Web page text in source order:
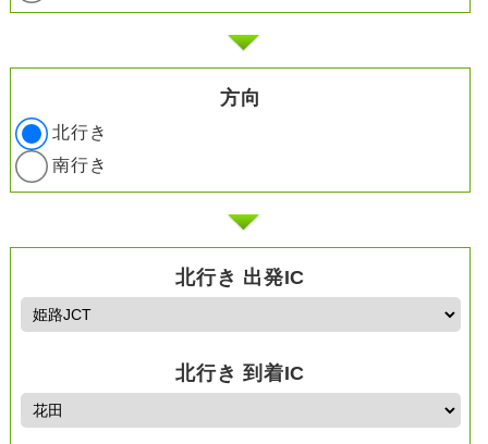
方向
北行き
南行き
北行き 出発IC
北行き 到着IC